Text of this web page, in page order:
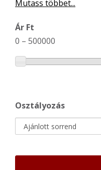
Mutass többet...
Ár Ft
0 – 500000
Osztályozás